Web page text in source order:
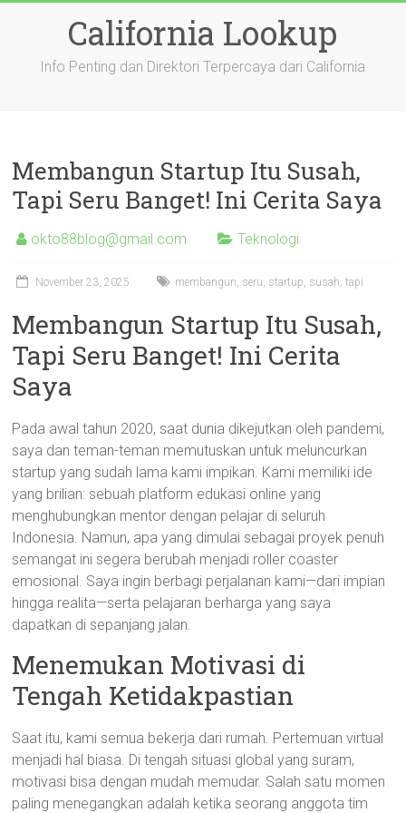
California Lookup
Info Penting dan Direktori Terpercaya dari California
Membangun Startup Itu Susah,
Tapi Seru Banget! Ini Cerita Saya
okto88blog@gmail.com Teknologi
November 23, 2025 membangun, seru, startup, susah,tapi
Membangun Startup Itu Susah,
Tapi Seru Banget! Ini Cerita
Saya
Pada awal tahun 2020, saat dunia dikejutkan oleh pandemi,
saya dan teman-teman memutuskan untuk meluncurkan
startup yang sudah lama kami impikan. Kami memiliki ide
yang brilian: sebuah platform edukasi online yang
menghubungkan mentor dengan pelajar di seluruh
Indonesia. Namun, apa yang dimulai sebagai proyek penuh
semangat ini segera berubah menjadi roller coaster
emosional. Saya ingin berbagi perjalanan kami—dari impian
hingga realita—serta pelajaran berharga yang saya
dapatkan di sepanjang jalan.
Menemukan Motivasi di
Tengah Ketidakpastian
Saat itu, kami semua bekerja dari rumah. Pertemuan virtual
menjadi hal biasa. Di tengah situasi global yang suram,
motivasi bisa dengan mudah memudar. Salah satu momen
paling menegangkan adalah ketika seorang anggota tim